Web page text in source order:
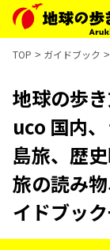
TOP ガイドブック
地球の歩
uco 国内
島旅、歴
旅の読み
イドブッ